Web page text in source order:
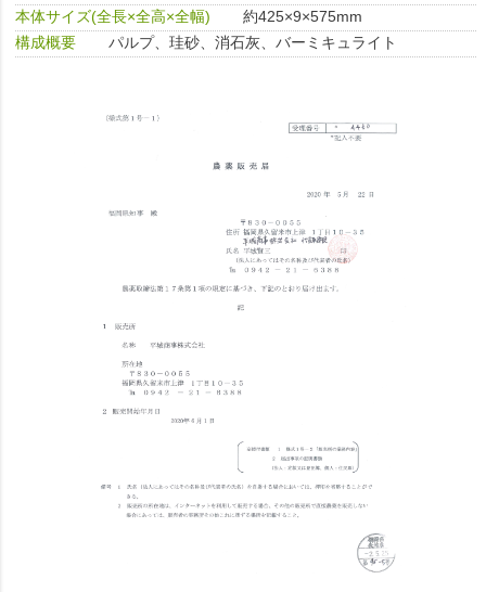
本体サイズ(全長×全高×全幅)
約425×9×575mm
構成概要
パルプ、珪砂、消石灰、バーミキュライト